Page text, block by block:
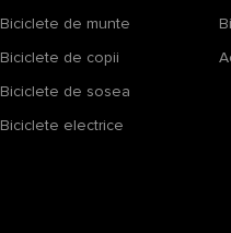
Biciclete de munte
Biciclete de copii
Biciclete de sosea
Biciclete electrice